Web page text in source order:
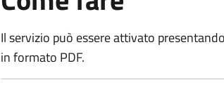
Il servizio può essere attivato
in formato PDF.